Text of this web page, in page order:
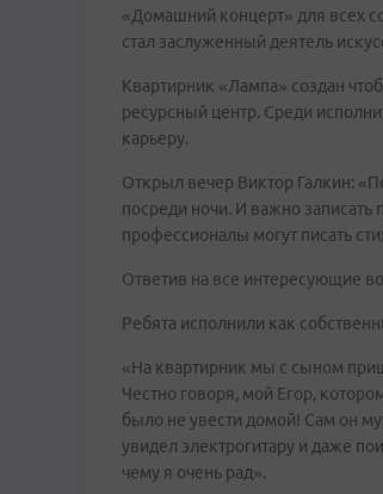
«Домашний концерт» для всех
стал заслуженный деятель
Квартирник «Лампа» создан
ресурсный центр. Среди
карьеру.
Открыл вечер Виктор Галкин:
посреди ночи. И важно
профессионалы могут писать
Ответив на все интересующие
Ребята исполнили как
«На квартирник мы с сыном
Честно говоря, мой Егор,
было не увести домой! Сам он
увидел электрогитару и даже
чему я очень рад».